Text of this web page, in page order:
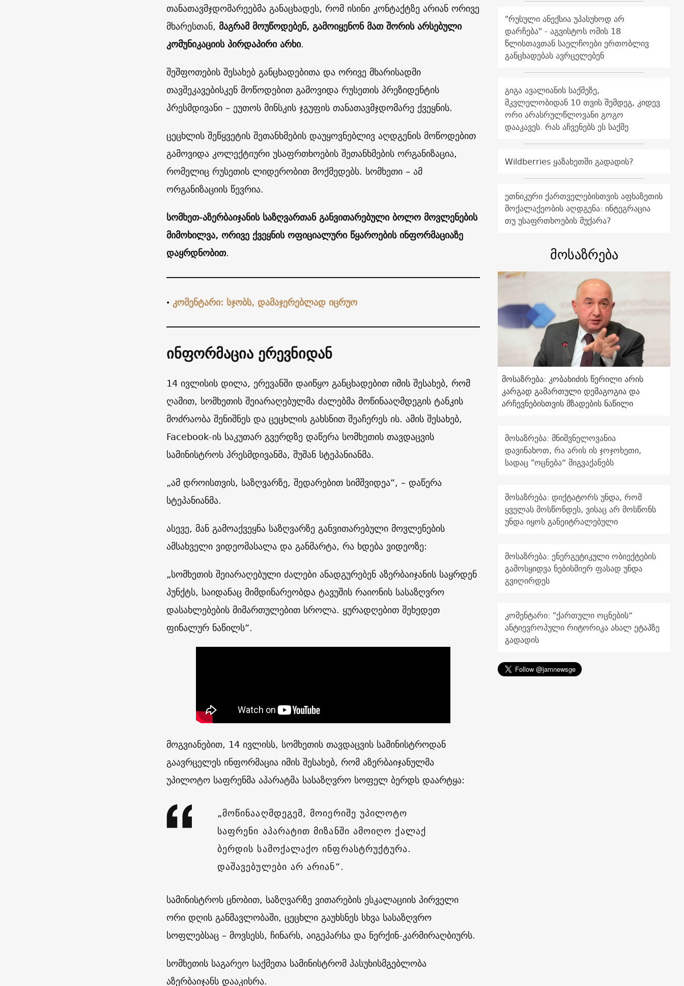
თანათავმჯდომარეებმა განაცხადეს, რომ ისინი კონტაქტზე არიან ორივე
მხარესთან, მაგრამ მოუწოდებენ, გამოიყენონ მათ შორის არსებული
კომუნიკაციის პირდაპირი არხი.
შეშფოთების შესახებ განცხადებითა და ორივე მხარისადმი
თავშეკავებისკენ მოწოდებით გამოვიდა რუსეთის პრეზიდენტის
პრესმდივანი – ეუთოს მინსკის ჯგუფის თანათავმჯდომარე ქვეყნის.
ცეცხლის შეწყვეტის შეთანხმების დაუყოვნებლივ აღდგენის მოწოდებით
გამოვიდა კოლექტიური უსაფრთხოების შეთანხმების ორგანიზაცია,
რომელიც რუსეთის ლიდერობით მოქმედებს. სომხეთი – ამ
ორგანიზაციის წევრია.
სომხეთ-აზერბაიჯანის საზღვართან განვითარებული ბოლო მოვლენების
მიმოხილვა, ორივე ქვეყნის ოფიციალური წყაროების ინფორმაციაზე
დაყრდნობით.
•კომენტარი: სჯობს, დამაჯერებლად იცრუო
ინფორმაცია ერევნიდან
14 ივლისის დილა, ერევანში დაიწყო განცხადებით იმის შესახებ, რომ
ღამით, სომხეთის შეიარაღებულმა ძალებმა მოწინააღმდეგის ტანკის
მოძრაობა შენიშნეს და ცეცხლის გახსნით შეაჩერეს ის. ამის შესახებ,
Facebook-ის საკუთარ გვერდზე დაწერა სომხეთის თავდაცვის
სამინისტროს პრესმდივანმა, შუშან სტეპანიანმა.
„ამ დროისთვის, საზღვარზე, შედარებით სიმშვიდეა“, – დაწერა
სტეპანიანმა.
ასევე, მან გამოაქვეყნა საზღვარზე განვითარებული მოვლენების
ამსახველი ვიდეომასალა და განმარტა, რა ხდება ვიდეოზე:
„სომხეთის შეიარაღებული ძალები ანადგურებენ აზერბაიჯანის საყრდენ
პუნქტს, საიდანაც მიმდინარეობდა ტავუშის რაიონის სასაზღვრო
დასახლებების მიმართულებით სროლა. ყურადღებით შეხედეთ
ფინალურ ნაწილს“.
მოგვიანებით, 14 ივლისს, სომხეთის თავდაცვის სამინისტროდან
გაავრცელეს ინფორმაცია იმის შესახებ, რომ აზერბაიჯანულმა
უპილოტო საფრენმა აპარატმა სასაზღვრო სოფელ ბერდს დაარტყა:
„მოწინააღმდეგემ, მოიერიშე უპილოტო
საფრენი აპარატით მიზანში ამოიღო ქალაქ
ბერდის სამოქალაქო ინფრასტრუქტურა.
დაშავებულები არ არიან“.
სამინისტროს ცნობით, საზღვარზე ვითარების ესკალაციის პირველი
ორი დღის განმავლობაში, ცეცხლი გაუხსნეს სხვა სასაზღვრო
სოფლებსაც – მოვსესს, ჩინარს, აიგეპარსა და ნერქინ-კარმირაღბიურს.
სომხეთის საგარეო საქმეთა სამინისტრომ პასუხისმგებლობა
აზერბაიჯანს დააკისრა.
"რუსული ანექსია უპასუხოდ არ
დარჩება" - აგვისტოს ომის 18
წლისთავთან საელჩოები ერთობლივ
განცხადებას ავრცელებენ
გიგა ავალიანის საქმეზე,
მკვლელობიდან 10 თვის შემდეგ, კიდევ
ორი არასრულწლოვანი გოგო
დააკავეს. რას აჩვენებს ეს საქმე
Wildberries ყაზახეთში გადადის?
ეთნიკური ქართველებისთვის აფხაზეთის
მოქალაქეობის აღდგენა: ინტეგრაცია
თუ უსაფრთხოების მუქარა?
მოსაზრება
მოსაზრება: კობახიძის წერილი არის
კარგად გამართული დემაგოგია და
არჩევნებისთვის მზადების ნაწილი
მოსაზრება: მნიშვნელოვანია
დავინახოთ, რა არის ის ჯოჯოხეთი,
სადაც "ოცნება“ მიგვაქანებს
მოსაზრება: დიქტატორს უნდა, რომ
ყველას მოსწონდეს, ვისაც არ მოსწონს
უნდა იყოს განეიტრალებული
მოსაზრება: ენერგეტიკული ობიექტების
გამოსყიდვა ნებისმიერ ფასად უნდა
გვიღირდეს
კომენტარი: "ქართული ოცნების“
ანტიევროპული რიტორიკა ახალ ეტაპზე
გადადის